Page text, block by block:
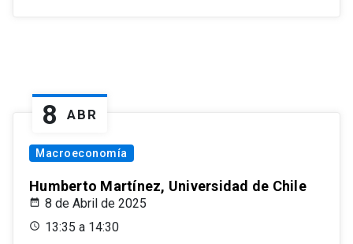
8 ABR
Macroeconomía
Humberto Martínez, Universidad de Chile
8 de Abril de 2025
13:35 a 14:30